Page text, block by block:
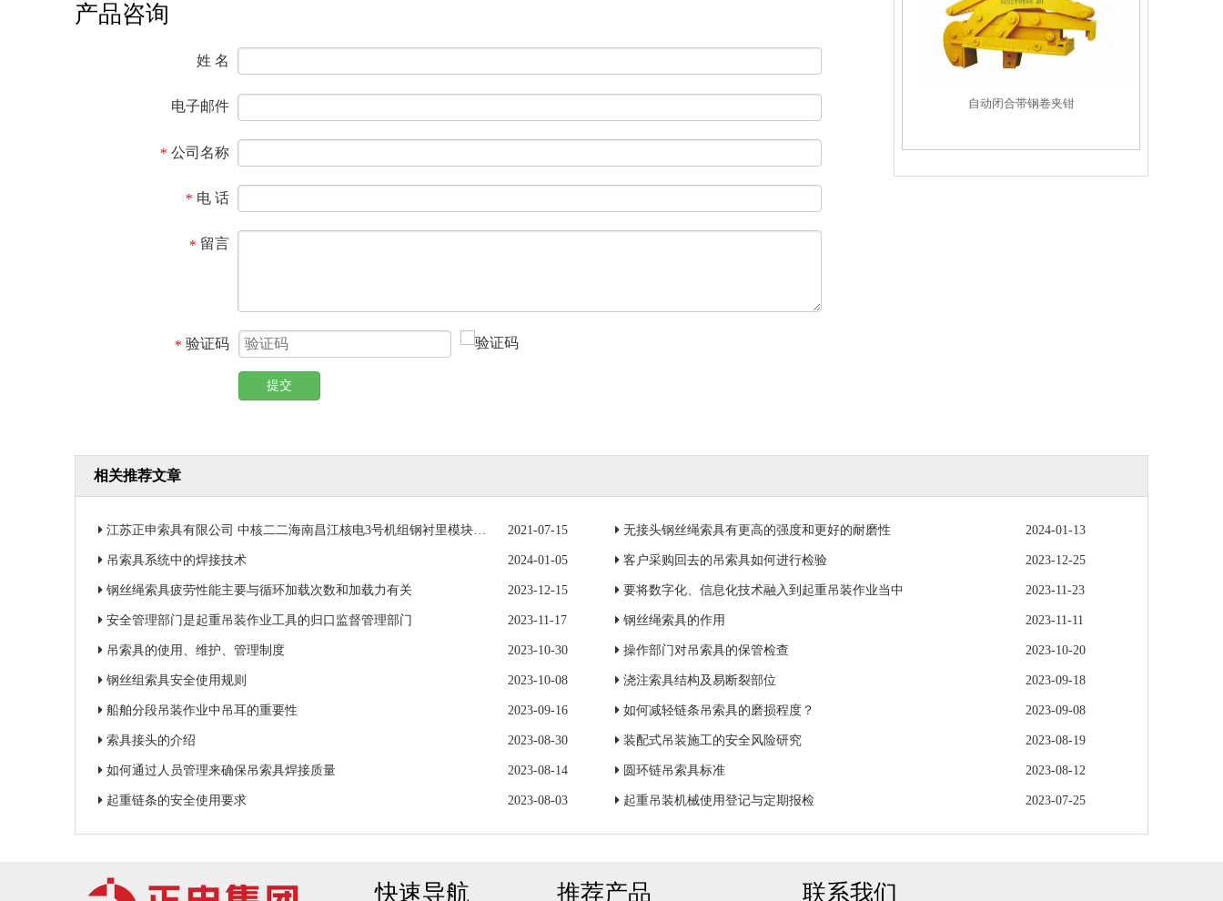
产品咨询
姓 名
电子邮件
* 公司名称
* 电 话
* 留言
* 验证码
提交
自动闭合带钢卷夹钳
相关推荐文章
江苏正申索具有限公司 中核二二海南昌江核电3号机组钢衬里模块一成功吊装 2021-07-15 无接头钢丝绳索具有更高的强度和更好的耐磨性 2024-01-13
吊索具系统中的焊接技术 2024-01-05 客户采购回去的吊索具如何进行检验 2023-12-25
钢丝绳索具疲劳性能主要与循环加载次数和加载力有关 2023-12-15 要将数字化、信息化技术融入到起重吊装作业当中 2023-11-23
安全管理部门是起重吊装作业工具的归口监督管理部门 2023-11-17 钢丝绳索具的作用 2023-11-11
吊索具的使用、维护、管理制度 2023-10-30 操作部门对吊索具的保管检查 2023-10-20
钢丝组索具安全使用规则 2023-10-08 浇注索具结构及易断裂部位 2023-09-18
船舶分段吊装作业中吊耳的重要性 2023-09-16 如何减轻链条吊索具的磨损程度？ 2023-09-08
索具接头的介绍 2023-08-30 装配式吊装施工的安全风险研究 2023-08-19
如何通过人员管理来确保吊索具焊接质量 2023-08-14 圆环链吊索具标准 2023-08-12
起重链条的安全使用要求 2023-08-03 起重吊装机械使用登记与定期报检 2023-07-25
快速导航 推荐产品 联系我们